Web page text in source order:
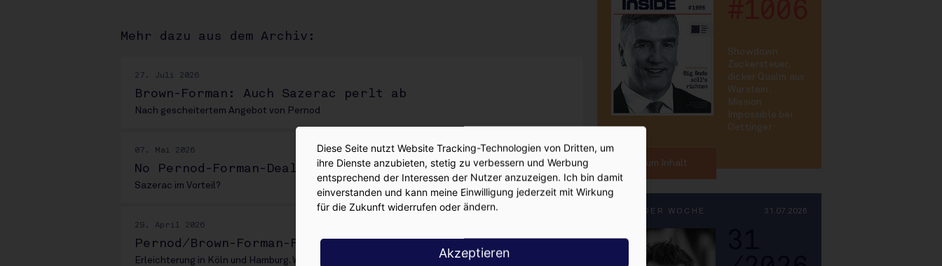
Mehr dazu aus dem Archiv:
27. Juli 2026
Brown-Forman: Auch Sazerac perlt ab
Nach gescheitertem Angebot von Pernod
07. Mai 2026
No Pernod-Forman-Deal
Sazerac im Vorteil?
29. April 2026
Pernod/Brown-Forman-Fusion geplatzt
Erleichterung in Köln und Hamburg. Was macht Sazerac?
Showdown
Zuckersteuer,
dicker Qualm aus
Warstein,
Mission
Impossible bei
Oettinger
Zum Inhalt
KOPF DER WOCHE 31.07.2026
Diese Seite nutzt Website Tracking-Technologien von Dritten, um
ihre Dienste anzubieten, stetig zu verbessern und Werbung
entsprechend der Interessen der Nutzer anzuzeigen. Ich bin damit
einverstanden und kann meine Einwilligung jederzeit mit Wirkung
für die Zukunft widerrufen oder ändern.
Akzeptieren